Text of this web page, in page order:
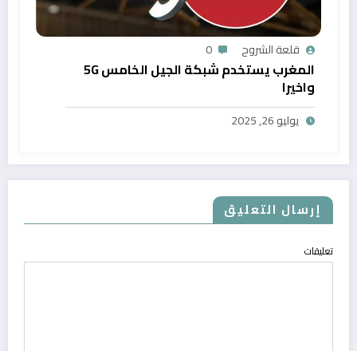
قلعة الشروح 0
المغرب يستخدم شبكة الجيل الخامس 5G
واخيرا
يوليو 26, 2025
إرسال التعليق
تعليقات